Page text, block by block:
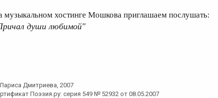
музыкальном хостинге Мошкова приглашаем послушать:
души любимой"
Лариса Дмитриева , 2007
Поэзия.ру: серия 549 № 52932 от 08.05.2007